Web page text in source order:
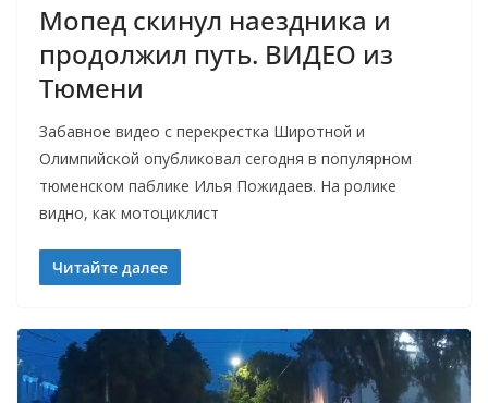
Мопед скинул наездника и
продолжил путь. ВИДЕО из
Тюмени
Забавное видео с перекрестка Широтной и
Олимпийской опубликовал сегодня в популярном
тюменском паблике Илья Пожидаев. На ролике
видно, как мотоциклист
Читайте далее